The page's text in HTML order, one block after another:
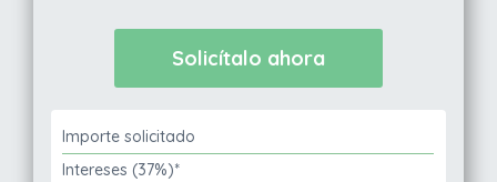
Importe solicitado
Intereses (37%)*